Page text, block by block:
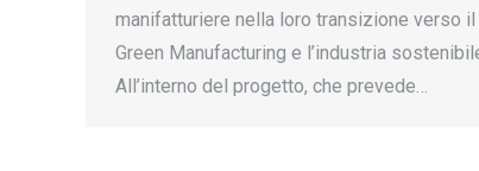
manifatturiere nella loro transizione verso il
Green Manufacturing e l’industria
All’interno del progetto, che prevede…